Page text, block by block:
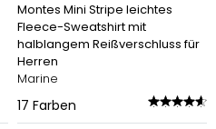
Montes Mini Stripe leichtes
Fleece-Sweatshirt mit
halblangem Reißverschluss für
Herren
Marine
17 Farben